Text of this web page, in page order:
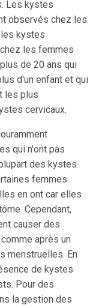
Les kystes
observés chez les
kystes
les femmes
de 20 ans qui
d'un enfant et qui
les plus
cervicaux.
qui n'ont pas
des kystes
femmes
en ont car elles
Cependant,
causer des
après un
menstruelles. En
de kystes
Pour des
la gestion des